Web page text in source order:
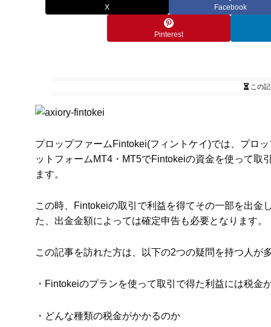
X Facebook
Pinterest
この
プロップファームFintokei(フィントケイ)では、プロ
ットフォームMT4・MT5でFintokeiの資金を使って取
ます。
この時、Fintokeiの取引で利益を得てその一部を出金
た、出金金額によっては確定申告も必要となります。
この記事を訪れた方は、以下の2つの疑問を持つ人が
・Fintokeiのプランを使って取引で得た利益には税金
・どんな種類の税金がかかるのか